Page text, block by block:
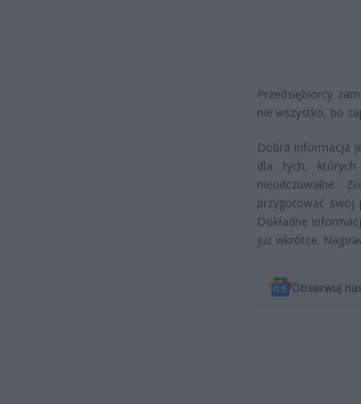
Przedsiębiorcy
nie wszystko, bo
Dobra informacja
dla tych,
nieodczuwalne.
przygotować swój
Dokładne
już wkrótce.
Obserwuj